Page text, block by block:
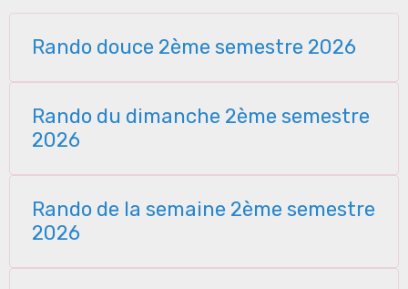
Rando douce 2ème semestre 2026
Rando du dimanche 2ème semestre
2026
Rando de la semaine 2ème semestre
2026